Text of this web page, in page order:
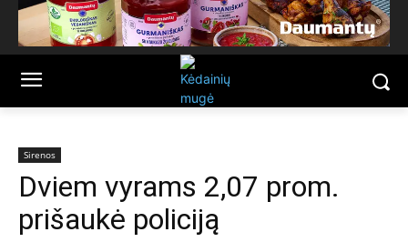
Sirenos
Dviem vyrams 2,07 prom.
prišaukė policiją